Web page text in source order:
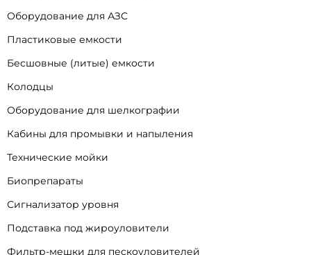
Оборудование для АЗС
Пластиковые емкости
Бесшовные (литые) емкости
Колодцы
Оборудование для шелкографии
Кабины для промывки и напыления
Технические мойки
Биопрепараты
Сигнализатор уровня
Подставка под жироуловители
Фильтр-мешки для пескоуловителей